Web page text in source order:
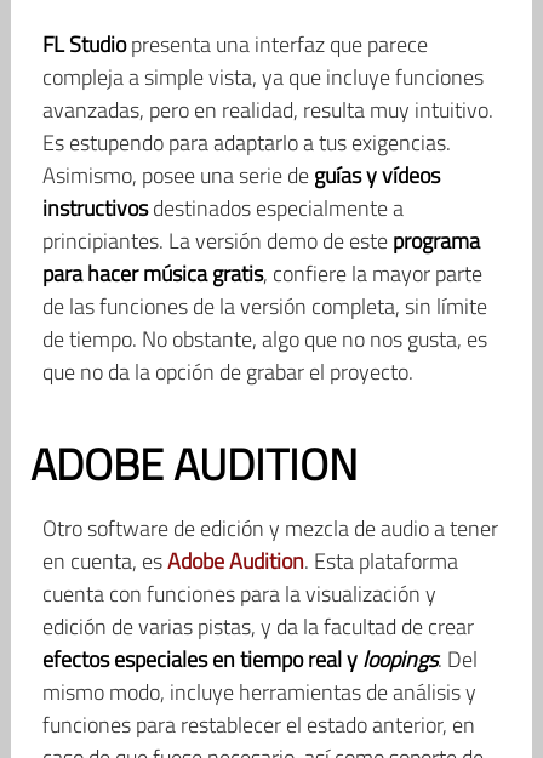
FL Studiopresenta una interfaz que parece
compleja a simple vista, ya que incluye funciones
avanzadas, pero en realidad, resulta muy intuitivo.
Es estupendo para adaptarlo a tus exigencias.
Asimismo, posee una serie deguías y vídeos
instructivosdestinados especialmente a
principiantes. La versión demo de esteprograma
para hacer música gratis, confiere la mayor parte
de las funciones de la versión completa, sin límite
de tiempo. No obstante, algo que no nos gusta, es
que no da la opción de grabar el proyecto.
ADOBE AUDITION
Otro software de edición y mezcla de audio a tener
en cuenta, esAdobe Audition. Esta plataforma
cuenta con funciones para la visualización y
edición de varias pistas, y da la facultad de crear
efectos especiales en tiempo real yloopings. Del
mismo modo, incluye herramientas de análisis y
funciones para restablecer el estado anterior, en